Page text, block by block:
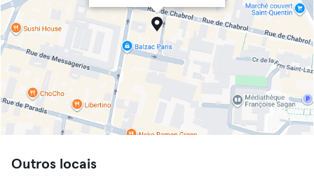
Outros locais